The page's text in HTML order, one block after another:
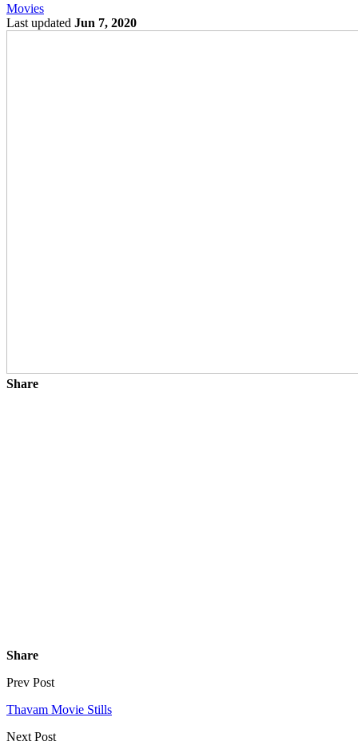
Movies
Last updated Jun 7, 2020
Share
Share
Prev Post
Thavam Movie Stills
Next Post